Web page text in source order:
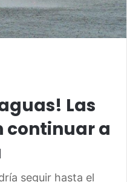
Las
continuar a
seguir hasta el